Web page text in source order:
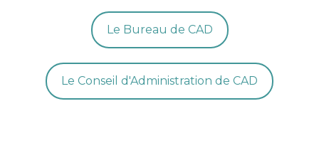
Le Bureau de CAD
Le Conseil d'Administration de CAD